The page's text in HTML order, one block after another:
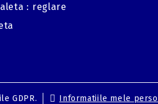
: reglare
GDPR. Informatiile mele